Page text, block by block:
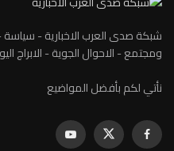
شبكة صدى العرب الاخبارية -
ومجتمع - الاحوال الجوية - الابراج
نأتي لكم بأفضل المواضيع